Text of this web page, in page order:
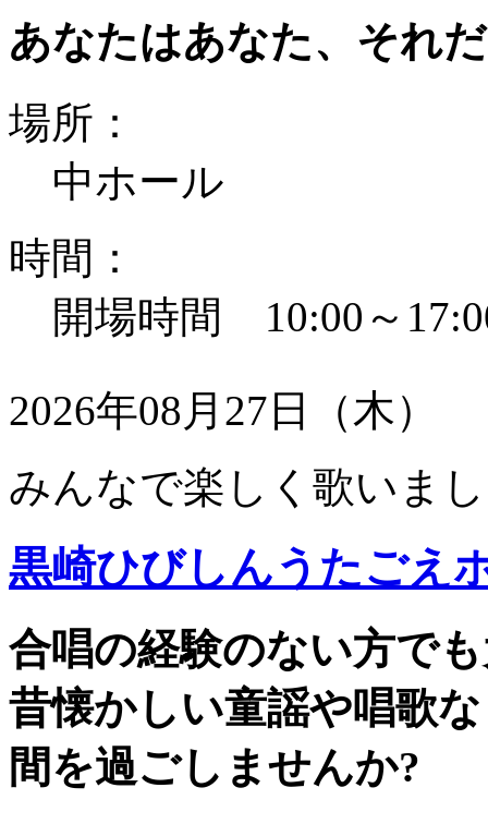
あなたはあなた、それ
場所：
中ホール
時間：
開場時間 10:00～
2026年08月27日（木）
みんなで楽しく歌いま
黒崎ひびしんうたごえ
合唱の経験のない方で
昔懐かしい童謡や唱歌
間を過ごしませんか?